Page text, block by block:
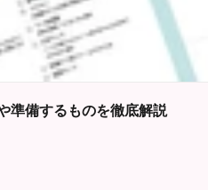
準備するものを徹底解説